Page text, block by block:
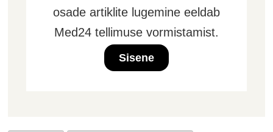
osade artiklite lugemine eeldab
Med24 tellimuse vormistamist.
Sisene